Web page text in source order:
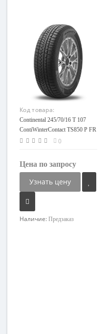
Код товара:
87980010963-08
Continental 245/70/16 T 107
ContiWinterContact TS850 P FR
SUV
0
Цена по запросу
Узнать цену
Наличие: Предзаказ